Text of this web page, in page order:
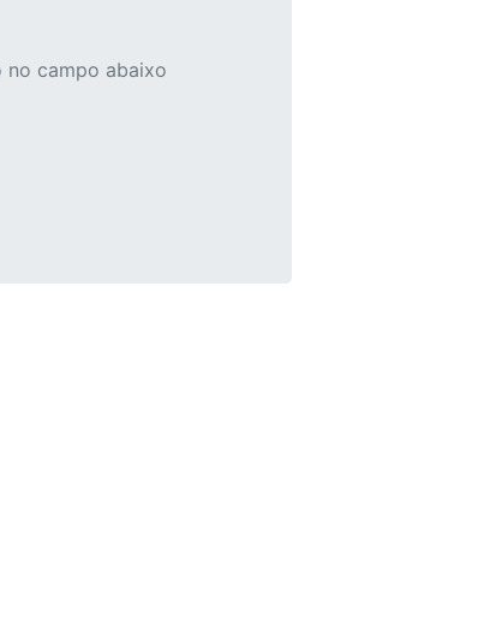
no campo abaixo